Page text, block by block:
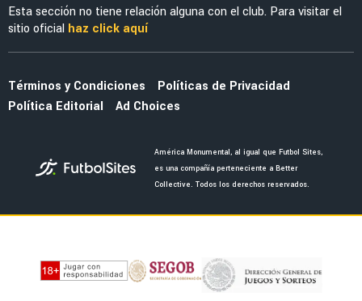
Esta sección no tiene relación alguna con el club. Para visitar el
sitio oficial haz click aquí
Términos y Condiciones
Políticas de Privacidad
Política Editorial
Ad Choices
América Monumental, al igual que Futbol Sites,
es una compañía perteneciente a Better
Collective. Todos los derechos reservados.